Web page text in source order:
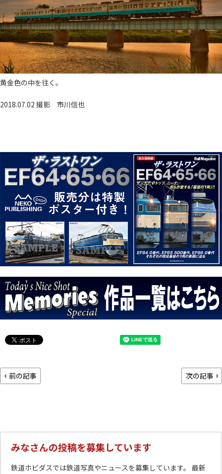
黄金色の中を往く。
2018.07.02 撮影 市川信也
前の記事 次の記事
みなさんの投稿を募集しています
鉄道ホビダスでは鉄道写真やニュースを募集しています。 最新